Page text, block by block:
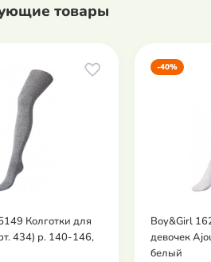
товары
Колготки для
434) р. 140-146,
-40%
Boy&Girl
девочек
белый